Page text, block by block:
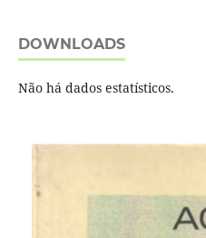
DOWNLOADS
Não há dados estatísticos.